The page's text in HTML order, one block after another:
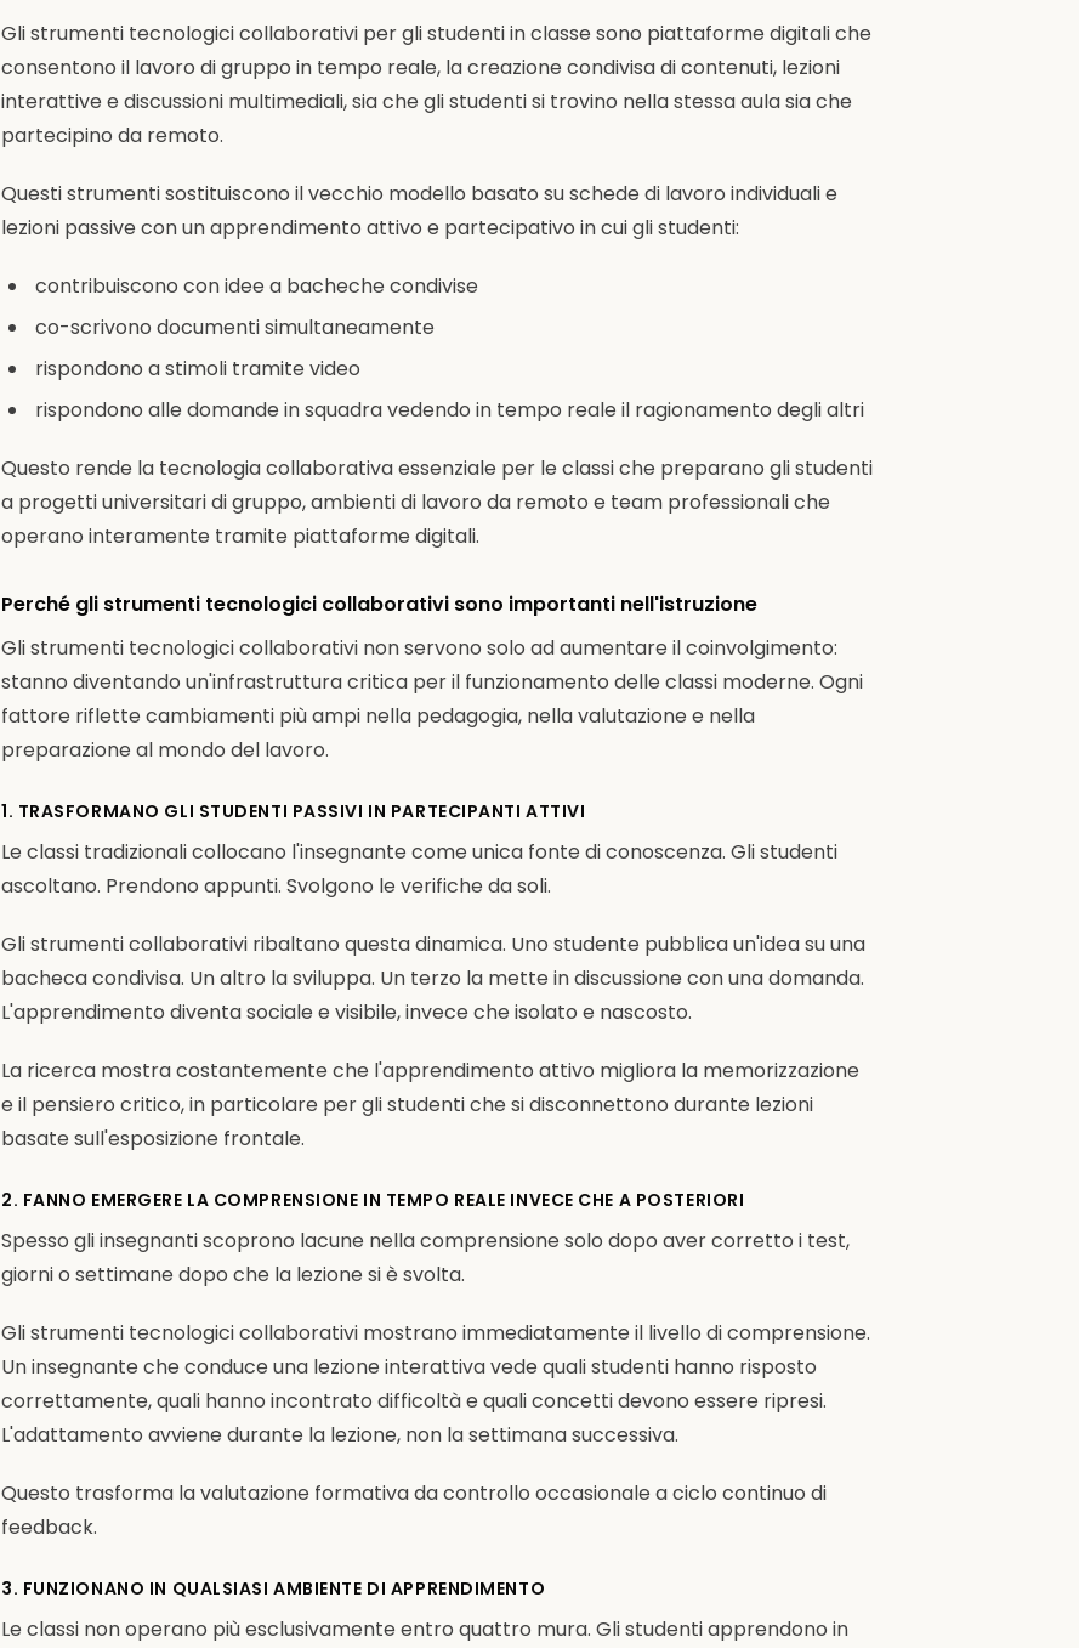
Gli strumenti tecnologici collaborativi per gli studenti in classe sono piattaforme digitali che
consentono il lavoro di gruppo in tempo reale, la creazione condivisa di contenuti, lezioni
interattive e discussioni multimediali, sia che gli studenti si trovino nella stessa aula sia che
partecipino da remoto.
Questi strumenti sostituiscono il vecchio modello basato su schede di lavoro individuali e
lezioni passive con un apprendimento attivo e partecipativo in cui gli studenti:
contribuiscono con idee a bacheche condivise
co-scrivono documenti simultaneamente
rispondono a stimoli tramite video
rispondono alle domande in squadra vedendo in tempo reale il ragionamento degli altri
Questo rende la tecnologia collaborativa essenziale per le classi che preparano gli studenti
a progetti universitari di gruppo, ambienti di lavoro da remoto e team professionali che
operano interamente tramite piattaforme digitali.
Perché gli strumenti tecnologici collaborativi sono importanti nell'istruzione
Gli strumenti tecnologici collaborativi non servono solo ad aumentare il coinvolgimento:
stanno diventando un'infrastruttura critica per il funzionamento delle classi moderne. Ogni
fattore riflette cambiamenti più ampi nella pedagogia, nella valutazione e nella
preparazione al mondo del lavoro.
1. TRASFORMANO GLI STUDENTI PASSIVI IN PARTECIPANTI ATTIVI
Le classi tradizionali collocano l'insegnante come unica fonte di conoscenza. Gli studenti
ascoltano. Prendono appunti. Svolgono le verifiche da soli.
Gli strumenti collaborativi ribaltano questa dinamica. Uno studente pubblica un'idea su una
bacheca condivisa. Un altro la sviluppa. Un terzo la mette in discussione con una domanda.
L'apprendimento diventa sociale e visibile, invece che isolato e nascosto.
La ricerca mostra costantemente che l'apprendimento attivo migliora la memorizzazione
e il pensiero critico, in particolare per gli studenti che si disconnettono durante lezioni
basate sull'esposizione frontale.
2. FANNO EMERGERE LA COMPRENSIONE IN TEMPO REALE INVECE CHE A POSTERIORI
Spesso gli insegnanti scoprono lacune nella comprensione solo dopo aver corretto i test,
giorni o settimane dopo che la lezione si è svolta.
Gli strumenti tecnologici collaborativi mostrano immediatamente il livello di comprensione.
Un insegnante che conduce una lezione interattiva vede quali studenti hanno risposto
correttamente, quali hanno incontrato difficoltà e quali concetti devono essere ripresi.
L'adattamento avviene durante la lezione, non la settimana successiva.
Questo trasforma la valutazione formativa da controllo occasionale a ciclo continuo di
feedback.
3. FUNZIONANO IN QUALSIASI AMBIENTE DI APPRENDIMENTO
Le classi non operano più esclusivamente entro quattro mura. Gli studenti apprendono in